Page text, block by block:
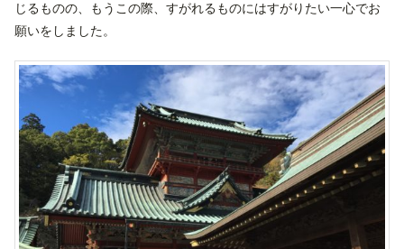
じるものの、もうこの際、すがれるものにはすがりたい一心でお
願いをしました。